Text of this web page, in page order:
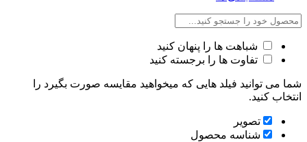
شباهت ها را پنهان کنید
تفاوت ها را برجسته کنید
شما می توانید فیلد هایی که میخواهید مقایسه صورت بگیرد را
انتخاب کنید.
تصویر
شناسه محصول